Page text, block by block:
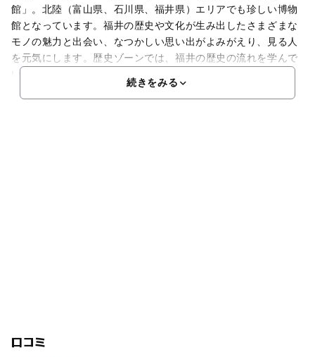
館」。北陸（富山県、石川県、福井県）エリアでも珍しい博物
館となっています。福井の歴史や文化が生み出したさまざまな
モノの魅力と出会い、なつかしい思い出がよみがえり、見る人
を元気にします。歴史ゾーンでは、福井の歴史の流れを学んで
続きをみる
口コミ